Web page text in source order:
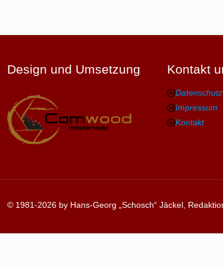
Design und Umsetzung Kontakt
Datenschutz
Impressum
Kontakt
© 1981-2026 by Hans-Georg „Schosch“ Jäckel,